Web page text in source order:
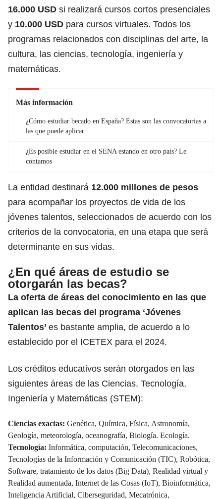
16.000 USD si realizará cursos cortos presenciales
y 10.000 USD para cursos virtuales. Todos los
programas relacionados con disciplinas del arte, la
cultura, las ciencias, tecnología, ingeniería y
matemáticas.
Más información
¿Cómo estudiar becado en España? Estas son las convocatorias a
las que puede aplicar
¿Es posible estudiar en el SENA estando en otro país? Le
contamos
La entidad destinará 12.000 millones de pesos
para acompañar los proyectos de vida de los
jóvenes talentos, seleccionados de acuerdo con los
criterios de la convocatoria, en una etapa que será
determinante en sus vidas.
¿En qué áreas de estudio se
otorgarán las becas?
La oferta de áreas del conocimiento en las que
aplican las becas del programa ‘Jóvenes
Talentos’ es bastante amplia, de acuerdo a lo
establecido por el ICETEX para el 2024.
Los créditos educativos serán otorgados en las
siguientes áreas de las Ciencias, Tecnología,
Ingeniería y Matemáticas (STEM):
Ciencias exactas: Genética, Química, Física, Astronomía,
Geología, meteorología, oceanografía, Biología. Ecología.
Tecnología: Informática, computación, Telecomunicaciones,
Tecnologías de la Información y Comunicación (TIC), Robótica,
Software, tratamiento de los datos (Big Data), Realidad virtual y
Realidad aumentada, Internet de las Cosas (IoT), Bioinformática,
Inteligencia Artificial, Ciberseguridad, Mecatrónica,